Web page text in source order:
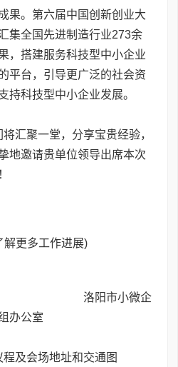
果。第六届中国创新创业大
集全国先进制造行业273余
，搭建服务科技型中小企业
平台，引导更广泛的社会资
持科技型中小企业发展。
汇聚一堂，分享宝贵经验，
地邀请贵单位领导出席本次
解更多工作进展)
洛阳市小微企
办公室
及会场地址和交通图